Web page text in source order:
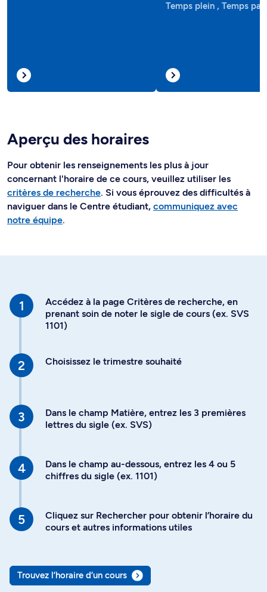
Temps plein , Temps
Aperçu des horaires
Pour obtenir les renseignements les plus à jour
concernant l'horaire de ce cours, veuillez utiliser les
critères de recherche. Si vous éprouvez des difficultés à
naviguer dans le Centre étudiant, communiquez avec
notre équipe.
Accédez à la page Critères de recherche, en
prenant soin de noter le sigle de cours (ex. SVS
1101)
Choisissez le trimestre souhaité
Dans le champ Matière, entrez les 3 premières
lettres du sigle (ex. SVS)
Dans le champ au-dessous, entrez les 4 ou 5
chiffres du sigle (ex. 1101)
Cliquez sur Rechercher pour obtenir l’horaire du
cours et autres informations utiles
Trouvez l’horaire d’un cours